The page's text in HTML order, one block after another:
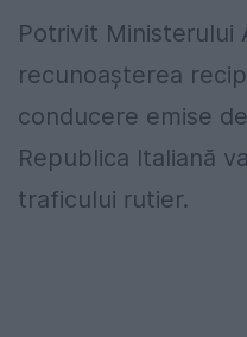
Potrivit Ministerului
recunoașterea
conducere emise
Republica Italiană
traficului rutier.